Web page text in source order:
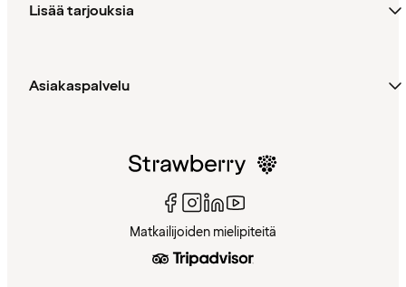
Lisää tarjouksia
Asiakaspalvelu
Matkailijoiden mielipiteitä